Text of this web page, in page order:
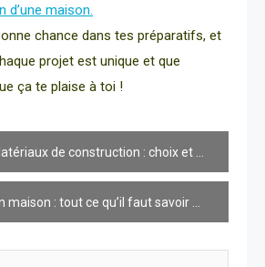
d’une maison.
chance dans tes préparatifs, et
projet est unique et que
ça te plaise à toi !
de construction : choix et impact sur l’environnement
: tout ce qu’il faut savoir avant de se lancer